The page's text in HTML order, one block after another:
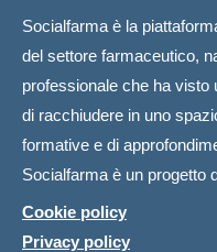
Socialfarma è la
del settore farmaceutico,
professionale che ha visto
di racchiudere in uno
formative e di
Socialfarma è un progetto
Cookie policy
Privacy policy